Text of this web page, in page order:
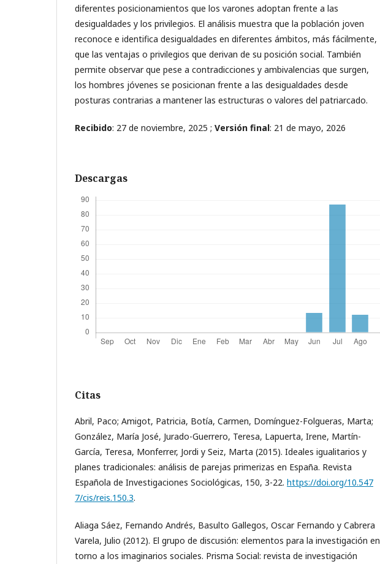
diferentes posicionamientos que los varones adoptan frente a las
desigualdades y los privilegios. El análisis muestra que la población joven
reconoce e identifica desigualdades en diferentes ámbitos, más fácilmente,
que las ventajas o privilegios que derivan de su posición social. También
permite observar que pese a contradicciones y ambivalencias que surgen,
los hombres jóvenes se posicionan frente a las desigualdades desde
posturas contrarias a mantener las estructuras o valores del patriarcado.
Recibido: 27 de noviembre, 2025 ; Versión final: 21 de mayo, 2026
Descargas
Citas
Abril, Paco; Amigot, Patricia, Botía, Carmen, Domínguez-Folgueras, Marta;
González, María José, Jurado-Guerrero, Teresa, Lapuerta, Irene, Martín-
García, Teresa, Monferrer, Jordi y Seiz, Marta (2015). Ideales igualitarios y
planes tradicionales: análisis de parejas primerizas en España. Revista
Española de Investigaciones Sociológicas, 150, 3-22. https://doi.org/10.547
7/cis/reis.150.3.
Aliaga Sáez, Fernando Andrés, Basulto Gallegos, Oscar Fernando y Cabrera
Varela, Julio (2012). El grupo de discusión: elementos para la investigación en
torno a los imaginarios sociales. Prisma Social: revista de investigación